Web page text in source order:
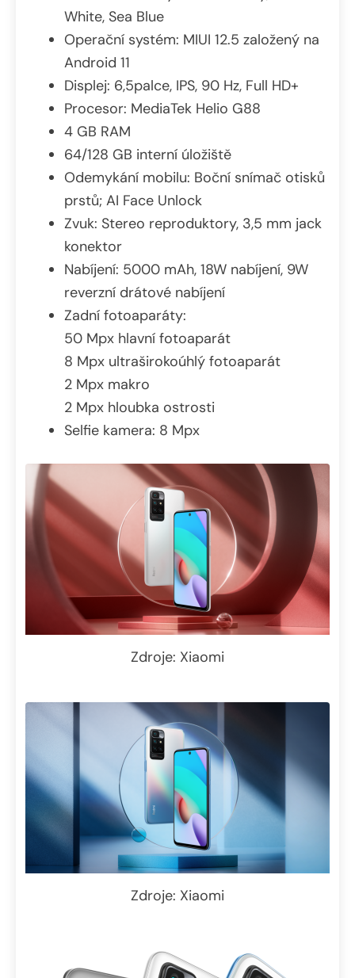
White, Sea Blue
Operační systém: MIUI 12.5 založený na
Android 11
Displej: 6,5palce, IPS, 90 Hz, Full HD+
Procesor: MediaTek Helio G88
4 GB RAM
64/128 GB interní úložiště
Odemykání mobilu: Boční snímač otisků
prstů; AI Face Unlock
Zvuk: Stereo reproduktory, 3,5 mm jack
konektor
Nabíjení: 5000 mAh, 18W nabíjení, 9W
reverzní drátové nabíjení
Zadní fotoaparáty:
50 Mpx hlavní fotoaparát
8 Mpx ultraširokoúhlý fotoaparát
2 Mpx makro
2 Mpx hloubka ostrosti
Selfie kamera: 8 Mpx
Zdroje: Xiaomi
Zdroje: Xiaomi